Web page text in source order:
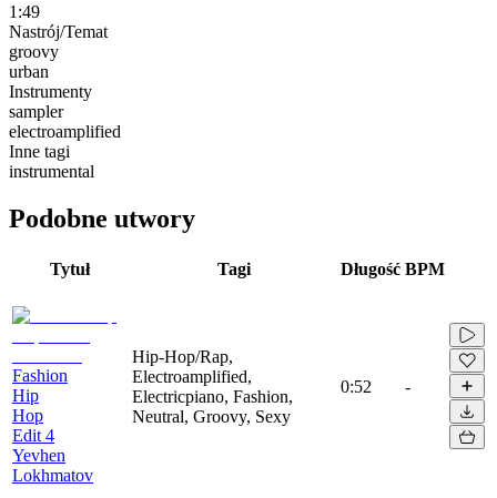
1:49
Nastrój/Temat
groovy
urban
Instrumenty
sampler
electroamplified
Inne tagi
instrumental
Podobne utwory
Tytuł Tagi Długość BPM
Fashion
Hip
Hop
Edit 4
Yevhen
Lokhmatov
Hip-Hop/Rap,
Electroamplified,
Electricpiano, Fashion,
Neutral, Groovy, Sexy
0:52 -